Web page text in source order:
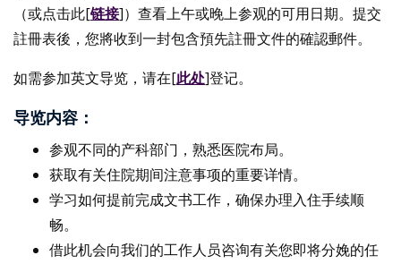
（或点击此[链接]）查看上午或晚上参观的可用日期。提交
註冊表後，您將收到一封包含預先註冊文件的確認郵件。
如需参加英文导览，请在[此处]登记。
导览内容：
参观不同的产科部门，熟悉医院布局。
获取有关住院期间注意事项的重要详情。
学习如何提前完成文书工作，确保办理入住手续顺
畅。
借此机会向我们的工作人员咨询有关您即将分娩的任